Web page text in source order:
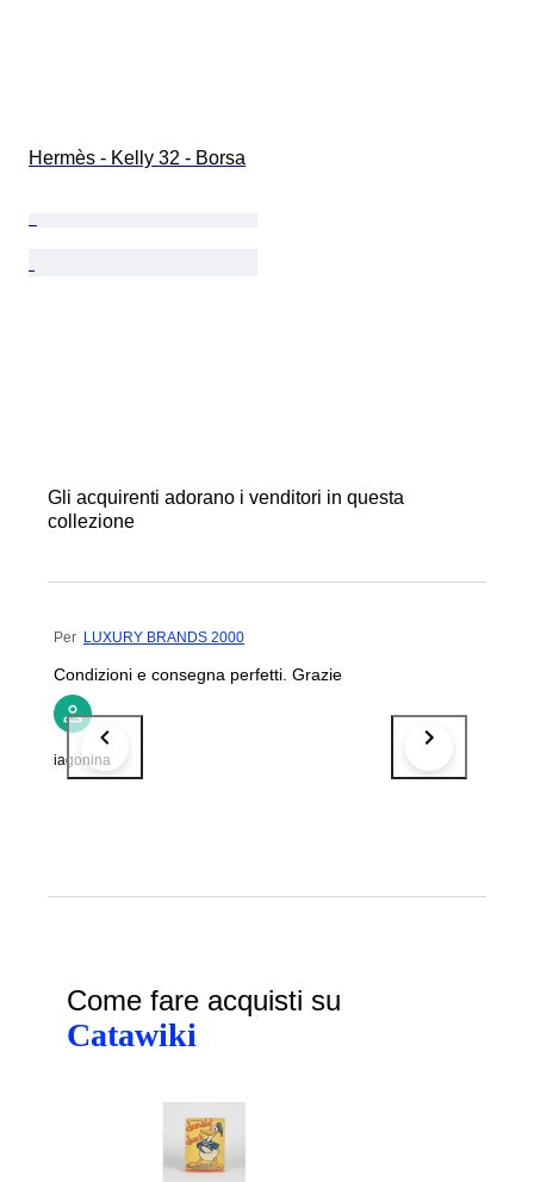
Hermès - Kelly 32 - Borsa
Gli acquirenti adorano i venditori in questa
collezione
Per LUXURY BRANDS 2000
Condizioni e consegna perfetti. Grazie
iagonina
Come fare acquisti su
Catawiki